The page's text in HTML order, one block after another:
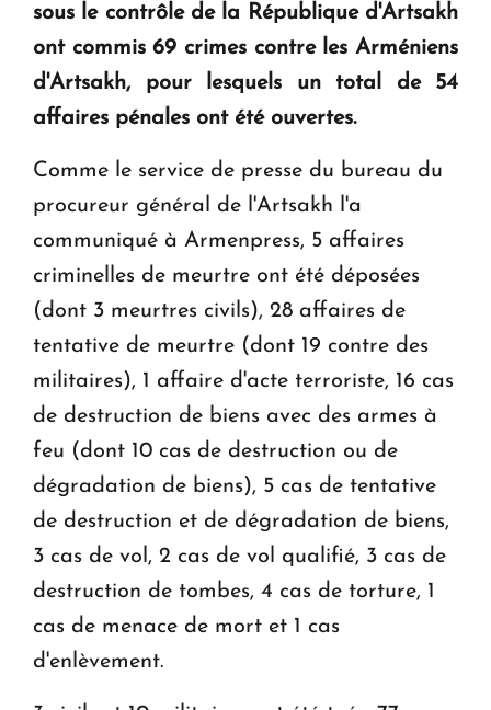
Le premier hôtel Hyatt Regency d'Arménie
ouvrira ses portes à Dilijan
sous le contrôle de la République d'Artsakh
ont commis 69 crimes contre les Arméniens
d'Artsakh, pour lesquels un total de 54
affaires pénales ont été ouvertes.
Comme le service de presse du bureau du
procureur général de l'Artsakh l'a
communiqué à Armenpress, 5 affaires
criminelles de meurtre ont été déposées
(dont 3 meurtres civils), 28 affaires de
tentative de meurtre (dont 19 contre des
militaires), 1 affaire d'acte terroriste, 16 cas
de destruction de biens avec des armes à
feu (dont 10 cas de destruction ou de
dégradation de biens), 5 cas de tentative
de destruction et de dégradation de biens,
3 cas de vol, 2 cas de vol qualifié, 3 cas de
destruction de tombes, 4 cas de torture, 1
cas de menace de mort et 1 cas
d'enlèvement.